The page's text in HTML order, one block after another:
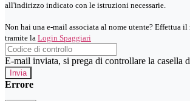
all'indirizzo indicato con le istruzioni necessarie.
Non hai una e-mail associata al nome utente? Effettua il
tramite la Login Spaggiari
E-mail inviata, si prega di controllare la casella
Errore